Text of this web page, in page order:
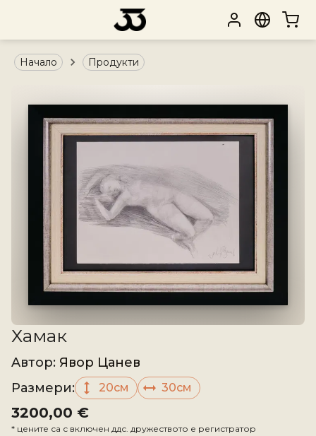
Начало Продукти
Хамак
Aвтор: Явор Цанев
Размери: 20см 30см
3200,00 €
* цените са с включен ддс. дружеството е регистратор